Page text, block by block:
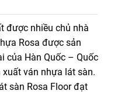
công nghệ hiện đại
trong lĩnh vực sản xuất
an toàn với sức khỏe
được nhiều chủ nhà
Rosa được sản
của Hàn Quốc – Quốc
ván nhựa lát sàn.
sàn Rosa Floor đạt